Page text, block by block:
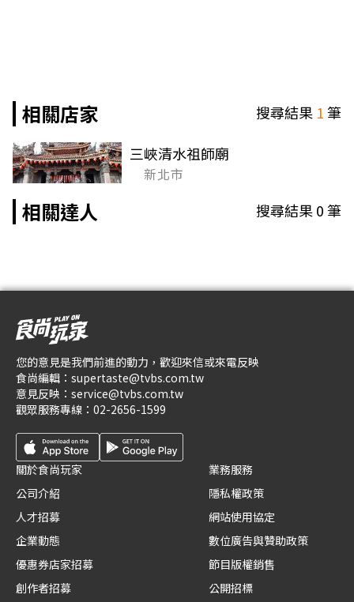
相關店家 搜尋結果 1筆
三峽清水祖師廟
新北市
相關達人 搜尋結果0筆
您的意見是我們前進的動力，歡迎來信或來電反映
食尚編輯： supertaste@tvbs.com.tw
意見反映： service@tvbs.com.tw
觀眾服務專線： 02-2656-1599
關於食尚玩家
公司介紹
人才招募
企業動態
優惠券店家招募
創作者招募
業務服務
隱私權政策
網站使用協定
數位廣告與贊助政策
節目版權銷售
公開招標